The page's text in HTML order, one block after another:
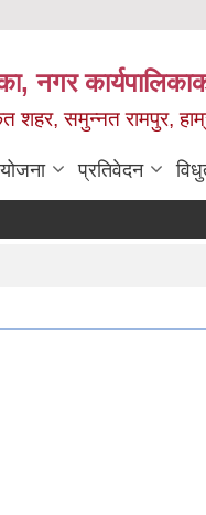
नगर
समुन्नत रामपुर,
प्रतिवेदन